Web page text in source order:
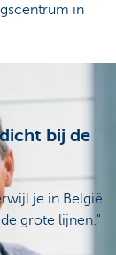
in
bij de
je in België
grote lijnen."